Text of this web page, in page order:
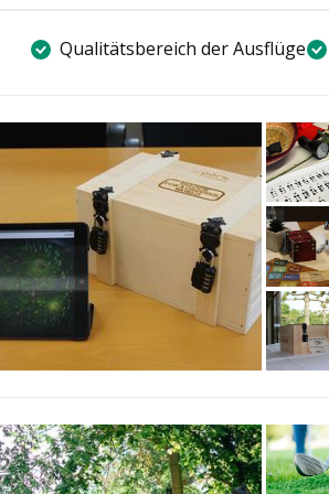
Qualitätsbereich der Ausflüge